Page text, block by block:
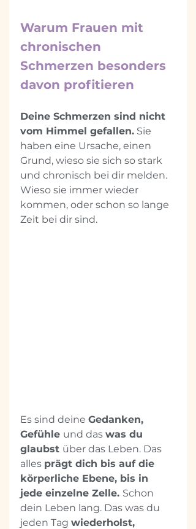
Warum Frauen mit
chronischen
Schmerzen besonders
davon profitieren
Deine Schmerzen sind nicht
vom Himmel gefallen. Sie
haben eine Ursache, einen
Grund, wieso sie sich so stark
und chronisch bei dir melden.
Wieso sie immer wieder
kommen, oder schon so lange
Zeit bei dir sind.
Es sind deine Gedanken,
Gefühle und das was du
glaubst über das Leben. Das
alles prägt dich bis auf die
körperliche Ebene, bis in
jede einzelne Zelle. Schon
dein Leben lang. Das was du
jeden Tag wiederholst,